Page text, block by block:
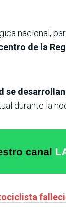
nacional,
de la
durante la